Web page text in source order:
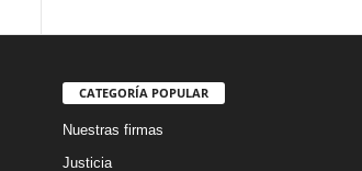
CATEGORÍA POPULAR
Nuestras firmas
Justicia